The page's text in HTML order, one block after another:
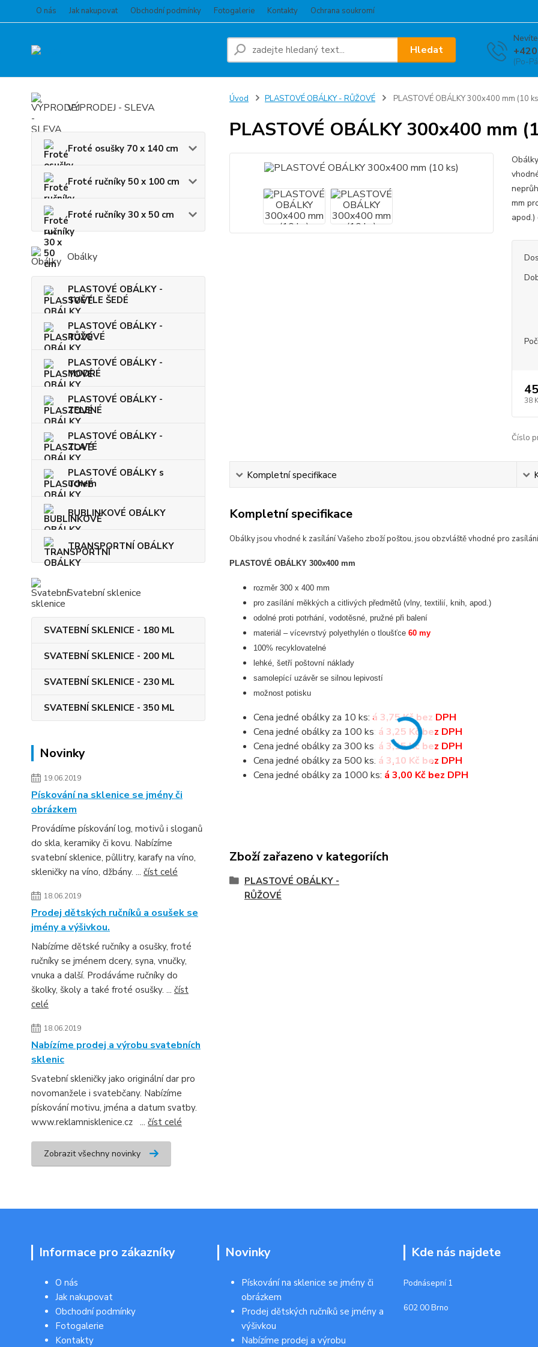
O nás Jak nakupovat Obchodní podmínky Fotogalerie Kontakty Ochrana soukromí
Hledat
(Po-
VÝPRODEJ - SLEVA
Froté osušky 70 x 140 cm
Froté ručníky 50 x 100 cm
Froté ručníky 30 x 50 cm
Obálky
PLASTOVÉ OBÁLKY -
SVĚTLE ŠEDÉ
PLASTOVÉ OBÁLKY -
RŮŽOVÉ
PLASTOVÉ OBÁLKY -
MODRÉ
PLASTOVÉ OBÁLKY -
ZELENÉ
PLASTOVÉ OBÁLKY -
ZLATÉ
PLASTOVÉ OBÁLKY s
uchem
BUBLINKOVÉ OBÁLKY
TRANSPORTNÍ OBÁLKY
Svatební sklenice
SVATEBNÍ SKLENICE - 180 ML
SVATEBNÍ SKLENICE - 200 ML
SVATEBNÍ SKLENICE - 230 ML
SVATEBNÍ SKLENICE - 350 ML
Novinky
19.06.2019
Pískování na sklenice se jmény či
obrázkem
Provádíme pískování log, motivů i sloganů
do skla, keramiky či kovu. Nabízíme
svatební sklenice, půllitry, karafy na víno,
skleničky na víno, džbány. ... číst celé
18.06.2019
Prodej dětských ručníků a osušek se
jmény a výšivkou.
Nabízíme dětské ručníky a osušky, froté
ručníky se jménem dcery, syna, vnučky,
vnuka a další. Prodáváme ručníky do
školky, školy a také froté osušky. ... číst
celé
18.06.2019
Nabízíme prodej a výrobu svatebních
sklenic
Svatební skleničky jako originální dar pro
novomanžele i svatebčany. Nabízíme
pískování motivu, jména a datum svatby.
www.reklamnisklenice.cz ... číst celé
Zobrazit všechny novinky
Úvod PLASTOVÉ OBÁLKY - RŮŽOVÉ PLASTOVÉ OBÁLKY 300x400 mm (10
PLASTOVÉ OBÁLKY 300x400 mm
mm
38
Číslo
Kompletní specifikace
Kompletní specifikace
Obálky jsou vhodné k zasílání Vašeho zboží poštou, jsou obzvláště vhodné pro
PLASTOVÉ OBÁLKY 300x400 mm
rozměr 300 x 400 mm
pro zasílání měkkých a citlivých předmětů (vlny, textilií, knih, apod.)
odolné proti potrhání, vodotěsné, pružné při balení
materiál – vícevrstvý polyethylén o tloušťce 60 my
100% recyklovatelné
lehké, šetří poštovní náklady
samolepící uzávěr se silnou lepivostí
možnost potisku
Cena jedné obálky za 10 ks: á 3,75 Kč bez DPH
Cena jedné obálky za 100 ks: á 3,25 Kč bez DPH
Cena jedné obálky za 300 ks: á 3,15 Kč bez DPH
Cena jedné obálky za 500 ks: á 3,10 Kč bez DPH
Cena jedné obálky za 1000 ks: á 3,00 Kč bez DPH
Zboží zařazeno v kategoriích
PLASTOVÉ OBÁLKY -
RŮŽOVÉ
Informace pro zákazníky
O nás
Jak nakupovat
Obchodní podmínky
Fotogalerie
Kontakty
Novinky
Pískování na sklenice se jmény či
obrázkem
Prodej dětských ručníků se jmény a
výšivkou
Nabízíme prodej a výrobu
Kde nás najdete
Podnásepní 1
602 00 Brno